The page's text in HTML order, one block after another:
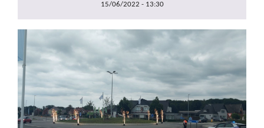
15/06/2022 - 13:30